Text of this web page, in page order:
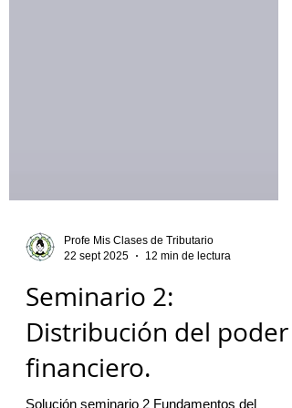
22 sept 2025
12 min de lectura
Seminario 2:
Distribución del poder